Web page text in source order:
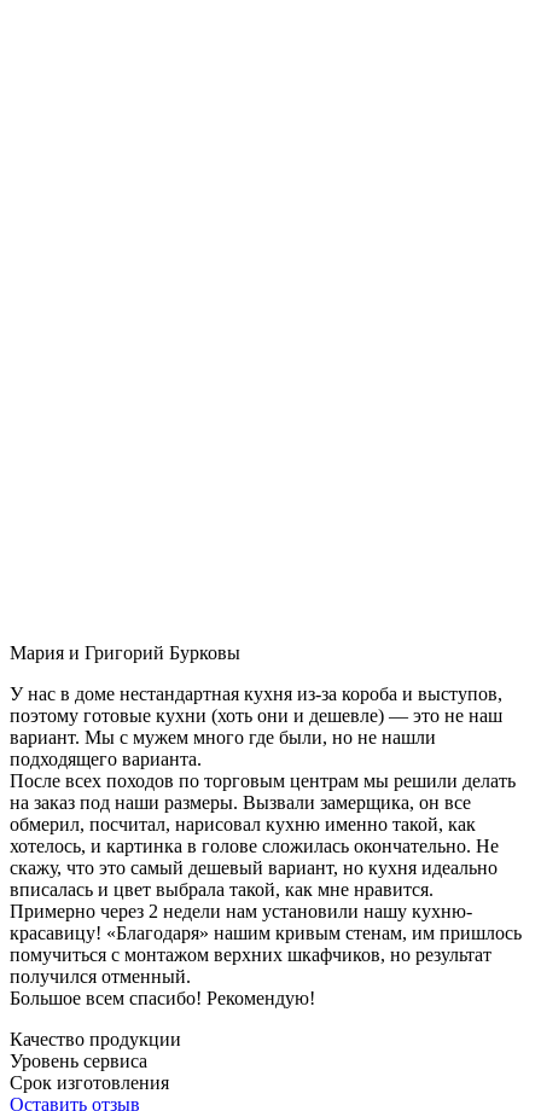
Мария и Григорий Бурковы
У нас в доме нестандартная кухня из-за короба и выступов,
поэтому готовые кухни (хоть они и дешевле) — это не наш
вариант. Мы с мужем много где были, но не нашли
подходящего варианта.
После всех походов по торговым центрам мы решили делать
на заказ под наши размеры. Вызвали замерщика, он все
обмерил, посчитал, нарисовал кухню именно такой, как
хотелось, и картинка в голове сложилась окончательно. Не
скажу, что это самый дешевый вариант, но кухня идеально
вписалась и цвет выбрала такой, как мне нравится.
Примерно через 2 недели нам установили нашу кухню-
красавицу! «Благодаря» нашим кривым стенам, им пришлось
помучиться с монтажом верхних шкафчиков, но результат
получился отменный.
Большое всем спасибо! Рекомендую!
Качество продукции
Уровень сервиса
Срок изготовления
Оставить отзыв